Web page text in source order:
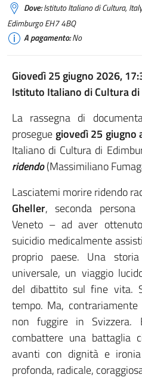
Dove:Istituto Italiano di Cultura,
Edimburgo EH7 4BQ
A pagamento:No
Giovedì 25 giugno 2026,
Istituto Italiano di Cultura
La rassegna di
prosegue giovedì 25 giugno
Italiano di Cultura di
ridendo(Massimiliano
Lasciatemi morire ridendo
Gheller, seconda
Veneto – ad aver
suicidio medicalmente
proprio paese. Una
universale, un viaggio
del dibattito sul fine vita.
tempo. Ma,
non fuggire in
combattere una battaglia
avanti con dignità e
profonda, radicale,